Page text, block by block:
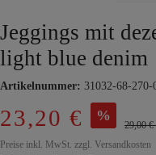
Jeggings mit
light blue denim
Artikelnummer: 31032-68-270-
23,20 € %
29,00 €
Preise inkl. MwSt. zzgl. Versandkosten